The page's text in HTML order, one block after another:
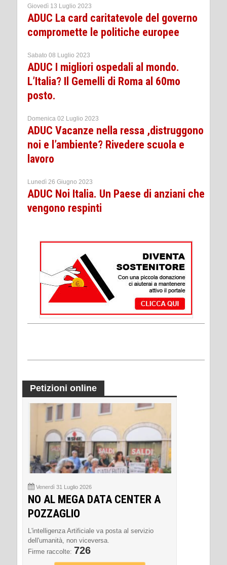
Giovedì 13 Luglio 2023
ADUC La card caritatevole del governo
compromette le politiche europee
Sabato 08 Luglio 2023
ADUC I migliori ospedali al mondo.
L’Italia? Il Gemelli di Roma al 60mo
posto.
Domenica 02 Luglio 2023
ADUC Vacanze nella ressa ,distruggono
noi e l’ambiente? Rivedere scuola e
lavoro
Lunedì 26 Giugno 2023
ADUC Noi Italia. Un Paese di anziani che
vengono respinti
Petizioni online
Venerdì 31 Luglio 2026
NO AL MEGA DATA CENTER A
POZZAGLIO
L'intelligenza Artificiale va posta al servizio
dell'umanità, non viceversa.
Firme raccolte: 726